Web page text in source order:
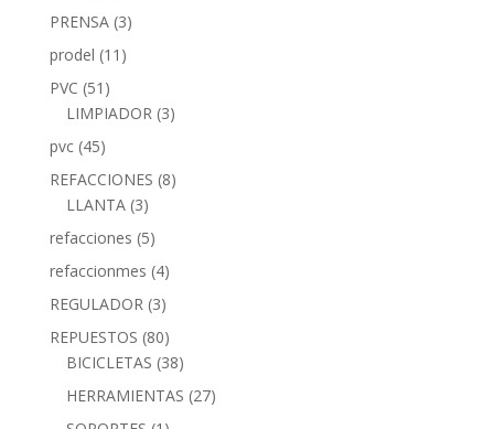
PRENSA (3)
prodel (11)
PVC (51)
LIMPIADOR (3)
pvc (45)
REFACCIONES (8)
LLANTA (3)
refacciones (5)
refaccionmes (4)
REGULADOR (3)
REPUESTOS (80)
BICICLETAS (38)
HERRAMIENTAS (27)